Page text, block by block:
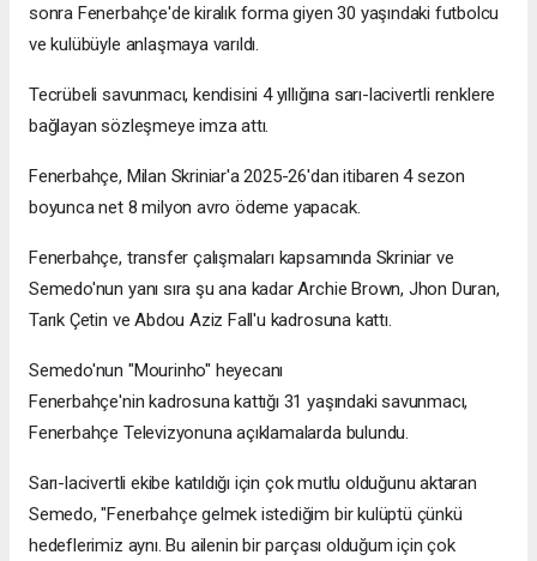
sonra Fenerbahçe'de kiralık forma giyen 30 yaşındaki futbolcu
ve kulübüyle anlaşmaya varıldı.
Tecrübeli savunmacı, kendisini 4 yıllığına sarı-lacivertli renklere
bağlayan sözleşmeye imza attı.
Fenerbahçe, Milan Skriniar'a 2025-26'dan itibaren 4 sezon
boyunca net 8 milyon avro ödeme yapacak.
Fenerbahçe, transfer çalışmaları kapsamında Skriniar ve
Semedo'nun yanı sıra şu ana kadar Archie Brown, Jhon Duran,
Tarık Çetin ve Abdou Aziz Fall'u kadrosuna kattı.
Semedo'nun "Mourinho" heyecanı
Fenerbahçe'nin kadrosuna kattığı 31 yaşındaki savunmacı,
Fenerbahçe Televizyonuna açıklamalarda bulundu.
Sarı-lacivertli ekibe katıldığı için çok mutlu olduğunu aktaran
Semedo, "Fenerbahçe gelmek istediğim bir kulüptü çünkü
hedeflerimiz aynı. Bu ailenin bir parçası olduğum için çok